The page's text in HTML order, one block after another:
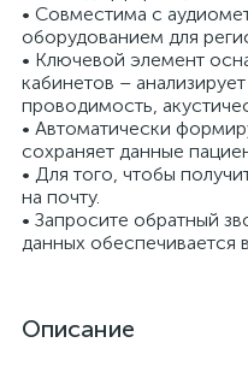
• Совместима с
оборудованием для
• Ключевой элемент
кабинетов –
проводимость,
• Автоматически
сохраняет данные
• Для того, чтобы
на почту.
• Запросите обратный
данных
Описание